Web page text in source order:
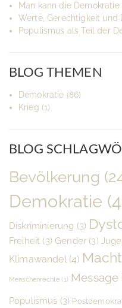
Man kann die
Werte, Gerechtigkeit und
Populismus als Teil der
BLOG THEMEN
Demokratie (86)
Krieg (1)
BLOG
Bevölkerung
Demokratie
Diskriminierung (3)
Freiheit (3) Gender (3)
Klimawandel(4) Macht
Menschenrechte (1) Message
Populismus (3)